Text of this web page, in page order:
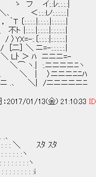
:.:.:.:| おはよ
:.:.:.:.:.|
:.〔:.:.:.:|:.:.:.:.:.|
］ ＼ ニ=-:.:.:.:.:.|
Ｌﾄ ＞ ﾊ ニニニ=-
⌒ ヽ.| :.ニニニニﾆヽ
､ ＼ | 〉ニニニﾆﾆﾊ
.､ ＼| /ニニニニニﾆ
：2017/01/13(金) 21:10:33
､
: : : : ＼ ｽﾀ ｽﾀ
: : : :ヽ
: : : : : :ヽ
ヽ､: : : : : : : : : : : :i